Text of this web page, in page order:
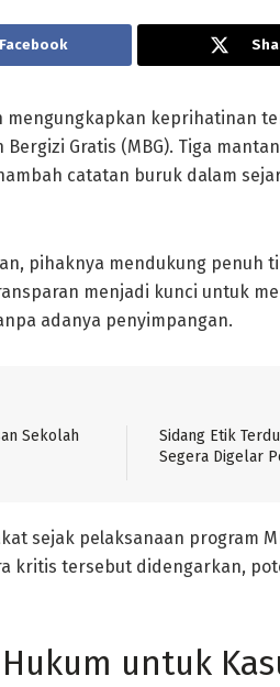
mengungkapkan keprihatinan
Gratis (MBG). Tiga
catatan buruk dalam
pihaknya mendukung penuh
menjadi kunci untuk
adanya penyimpangan.
Sekolah
Sidang Etik
Segera Digelar
sejak pelaksanaan program
kritis tersebut didengarkan,
untuk